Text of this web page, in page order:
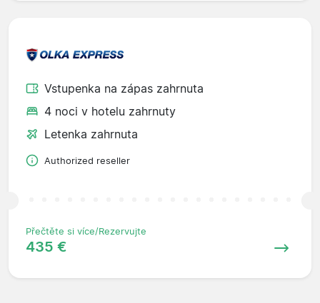
Vstupenka na zápas zahrnuta
4 noci v hotelu zahrnuty
Letenka zahrnuta
Authorized reseller
Přečtěte si více/Rezervujte
435 €